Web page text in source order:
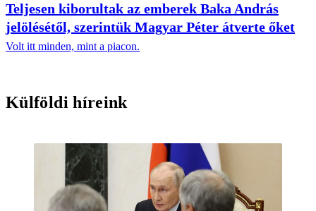
Teljesen kiborultak az emberek Baka András
jelölésétől, szerintük Magyar Péter átverte őket
Volt itt minden, mint a piacon.
Külföldi híreink